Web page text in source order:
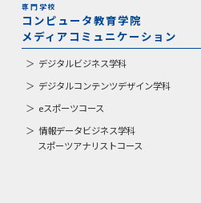
専門学校
コンピュータ教育学院
メディアコミュニケーション
デジタルビジネス学科
デジタルコンテンツデザイン学科
eスポーツコース
情報データビジネス学科
スポーツアナリストコース